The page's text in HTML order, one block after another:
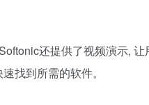
还提供了视频演示,
找到所需的软件。